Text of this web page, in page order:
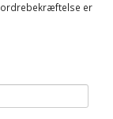
ordrebekræftelse er